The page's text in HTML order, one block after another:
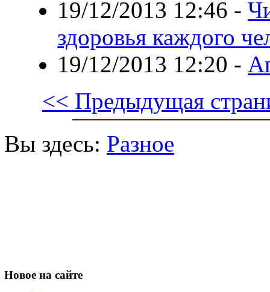
19/12/2013 12:46 -
здоровья каждого
19/12/2013 12:20 -
<< Предыдущая
Вы здесь: Разное
Новое на сайте